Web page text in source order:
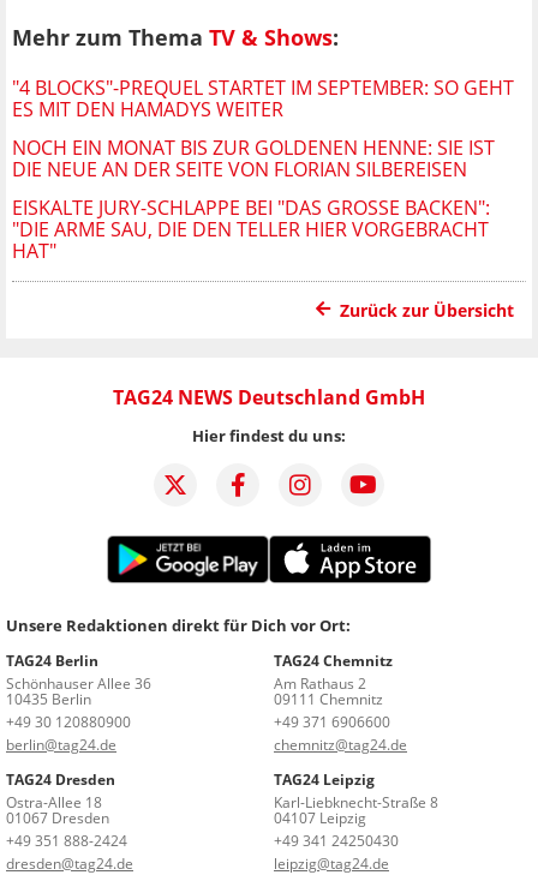
Mehr zum Thema TV & Shows:
"4 BLOCKS"-PREQUEL STARTET IM SEPTEMBER: SO GEHT
ES MIT DEN HAMADYS WEITER
NOCH EIN MONAT BIS ZUR GOLDENEN HENNE: SIE IST
DIE NEUE AN DER SEITE VON FLORIAN SILBEREISEN
EISKALTE JURY-SCHLAPPE BEI "DAS GROSSE BACKEN": "
DIE ARME SAU, DIE DEN TELLER HIER VORGEBRACHT H
AT"
Zurück zur Übersicht
TAG24 NEWS Deutschland GmbH
Hier findest du uns:
Unsere Redaktionen direkt für Dich vor Ort:
TAG24 Berlin
Schönhauser Allee 36
10435 Berlin
+49 30 120880900
berlin@tag24.de
TAG24 Chemnitz
Am Rathaus 2
09111 Chemnitz
+49 371 6906600
chemnitz@tag24.de
TAG24 Dresden
Ostra-Allee 18
01067 Dresden
+49 351 888-2424
dresden@tag24.de
TAG24 Leipzig
Karl-Liebknecht-Straße 8
04107 Leipzig
+49 341 24250430
leipzig@tag24.de